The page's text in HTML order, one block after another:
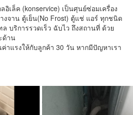
เล็ค (konservice) เป็นศุนย์ซ่อมเครื่อง
งจาน ตู้เย็น(No Frost) ตู้แช่ แอร์ ทุกชนิด
บริการรวดเร็ว ฉับไว ถึงสถานที่ ด้วย
ด้าน
าแรงให้กับลูกค้า 30 วัน หากมีปัญหาเรา